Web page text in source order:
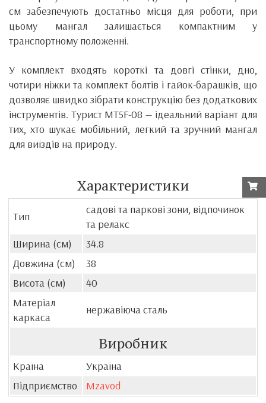
см забезпечують достатньо місця для роботи, при
цьому мангал залишається компактним у
транспортному положенні.
У комплект входять короткі та довгі стінки, дно,
чотири ніжки та комплект болтів і гайок-барашків, що
дозволяє швидко зібрати конструкцію без додаткових
інструментів. Турист MT5F-08 — ідеальний варіант для
тих, хто шукає мобільний, легкий та зручний мангал
для виїздів на природу.
Характеристики
Тип
садові та паркові зони, відпочинок
та релакс
Ширина (см)
34.8
Довжина (см)
38
Висота (см)
40
Матеріал
каркаса
нержавіюча сталь
Виробник
Країна
Україна
Підприємство
Mzavod